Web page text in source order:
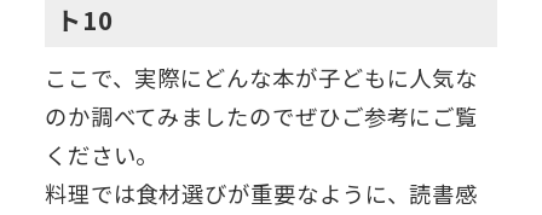
ト10
ここで、実際にどんな本が子どもに人気な
のか調べてみましたのでぜひご参考にご覧
ください。
料理では食材選びが重要なように、読書感